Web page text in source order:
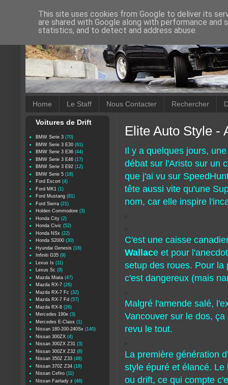
Home Le Staff Nous Contacter Rechercher
Elite Auto Style -
Il y a quelques jours,
débat sur l'Aristo sur un
que j'ai vu sur
tête aussi vite qu'une
nom, car elle inspire
C'est une caisse
Wallace et pour
setup des roues. Pour la
c'est dangereux (mais
Malgré l'amende salé,
Vancouver sur le dos,
revu le tout.
La première génération
style épuré et élancé.
ou drift, ce qui compte
Voitures de Drift
BMW Serie 3 (70)
BMW Serie 3 E30 (61)
BMW Serie 3 E36 (44)
BMW Serie 3 E46 (17)
BMW Serie 3 E92 (12)
BMW Serie 5 (18)
Ford Escort (4)
Ford MK1 (1)
Ford Mustang (81)
Ford Sierra (21)
Holden Commodore (3)
Honda City (2)
Honda Civic (52)
Honda NSx (22)
Honda S2000 (30)
Hyundai Genesis (16)
Infiniti G35 (9)
Lexus Is (11)
Lexus Sc (9)
Mazda Miata (47)
Mazda RX-7 (26)
Mazda RX-7 Fc (32)
Mazda RX-7 Fd (57)
Mazda RX-8 (26)
Mercedes 190e (3)
Mercedes E-Class (1)
Nissan 180-200-240Sx (140)
Nissan 300ZX (4)
Nissan 300ZX Z31 (3)
Nissan 300ZX Z32 (8)
Nissan 350Z Z33 (48)
Nissan 370Z Z34 (18)
Nissan Cefiro (11)
Nissan Fairlady z (48)
This site uses cookies from Google to deliver its
are shared with Google along with performance
statistics, and to detect and address abuse.